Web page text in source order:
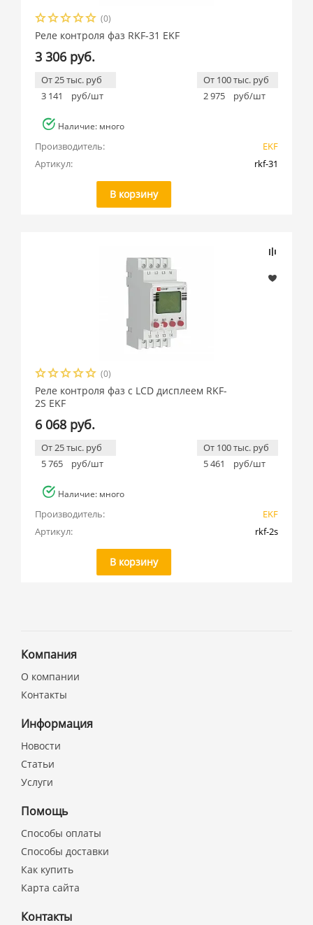
(0)
Реле контроля фаз RKF-31 EKF
3 306 руб.
От 25 тыс. руб
3 141
руб/шт
От 100 тыс. руб
2 975
руб/шт
Наличие: много
Производитель:
EKF
Артикул:
rkf-31
В корзину
(0)
Реле контроля фаз с LCD дисплеем RKF-
2S EKF
6 068 руб.
От 25 тыс. руб
5 765
руб/шт
От 100 тыс. руб
5 461
руб/шт
Наличие: много
Производитель:
EKF
Артикул:
rkf-2s
В корзину
Компания
О компании
Контакты
Информация
Новости
Статьи
Услуги
Помощь
Способы оплаты
Способы доставки
Как купить
Карта сайта
Контакты